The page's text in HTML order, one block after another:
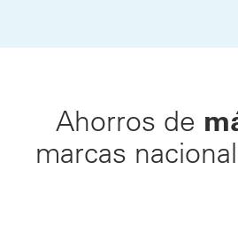
Ahorros de
marcas